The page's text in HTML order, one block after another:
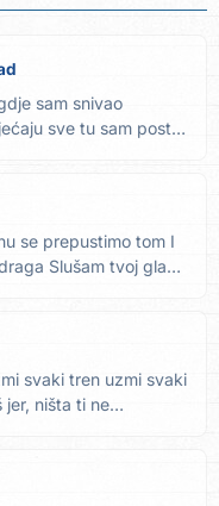
sam snivao
sve tu sam postal
se prepustimo tom I
Slušam tvoj glas
svaki tren uzmi svaki
ništa ti ne